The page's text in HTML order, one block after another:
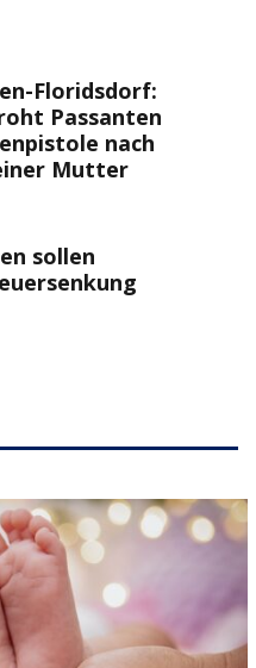
Floridsdorf:
Passanten
nach
Mutter
sollen